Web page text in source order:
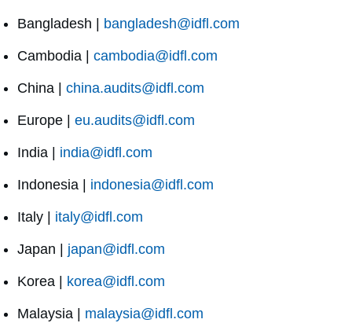
Bangladesh | bangladesh@idfl.com
Cambodia | cambodia@idfl.com
China | china.audits@idfl.com
Europe | eu.audits@idfl.com
India | india@idfl.com
Indonesia | indonesia@idfl.com
Italy | italy@idfl.com
Japan | japan@idfl.com
Korea | korea@idfl.com
Malaysia | malaysia@idfl.com